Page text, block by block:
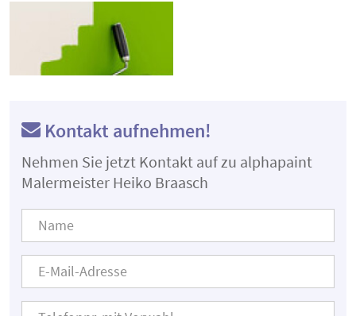
Kontakt aufnehmen!
Nehmen Sie jetzt Kontakt auf zu alphapaint
Malermeister Heiko Braasch